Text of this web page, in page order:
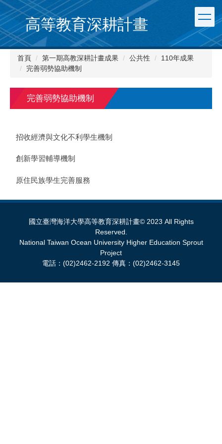
跳
到
主
要
內
高等教育深耕計畫
首頁 第一期高教深耕計畫成果 公共性
110年成果
完善弱勢協助機制
完善弱勢協助機制
招收經濟與文化不利學生機制
創新學習輔導機制
原住民族學生完善服務
國立臺灣海洋大學高等教育深耕計畫© 2023 All Rights
Reserved.
National Taiwan Ocean University Higher Education Sprout
Project
電話：(02)2462-2192 傳真：(02)2462-3145